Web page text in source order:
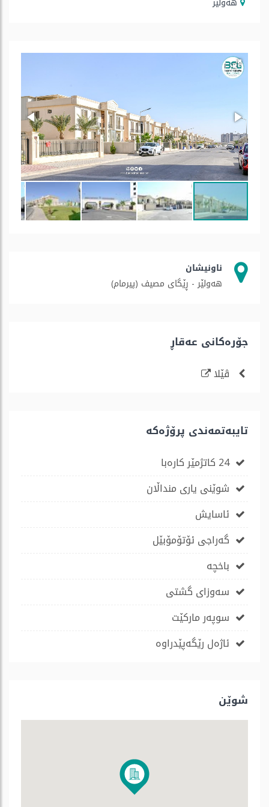
ناونیشان
هەولێر - ڕێگای مصیف (پیرمام)
جۆره‌كانی عه‌قاڕ
ڤێلا
تایبەتمەندی پرۆژەكە
24 کاتژمێر کارەبا
شوێنی یاری منداڵان
ئاسایش
گەراجی ئۆتۆمۆبێل
باخچە
سەوزای گشتی
سوپەر مارکێت
ئاژەل رێگەپێدراوە
شوێن